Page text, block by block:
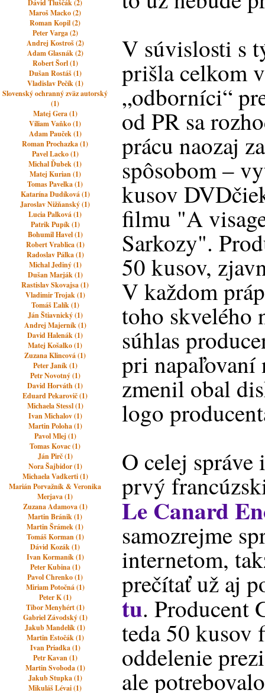
Dávid Tluščák (2)
Maroš Macko (2)
Roman Kopil (2)
Peter Varga (2)
Andrej Kostroš (2)
Adam Glasnák (2)
Robert Šorl (1)
Dušan Rostáš (1)
Vladislav Pečík (1)
Slovenský ochranný zväz autorský
(1)
Matej Gera (1)
Viliam Vaňko (1)
Adam Pauček (1)
Roman Prochazka (1)
Pavel Lacko (1)
Michal Ďubek (1)
Matej Kurian (1)
Tomas Pavelka (1)
Katarína Dudíková (1)
Jaroslav Nižňanský (1)
Lucia Palková (1)
Patrik Pupík (1)
Bohumil Havel (1)
Robert Vrablica (1)
Radoslav Pálka (1)
Michal Jediný (1)
Dušan Marják (1)
Rastislav Skovajsa (1)
Vladimir Trojak (1)
Tomáš Ľalík (1)
Ján Štiavnický (1)
Andrej Majerník (1)
David Halenák (1)
Matej Košalko (1)
Zuzana Klincová (1)
Peter Janík (1)
Petr Novotný (1)
David Horváth (1)
Eduard Pekarovič (1)
Michaela Stessl (1)
Ivan Michalov (1)
Martin Poloha (1)
Pavol Mlej (1)
Tomas Kovac (1)
Ján Pirč (1)
Nora Šajbidor (1)
Michaela Vadkerti (1)
Marián Porvažník & Veronika
Merjava (1)
Zuzana Adamova (1)
Martin Bránik (1)
Martin Šrámek (1)
Tomáš Korman (1)
Dávid Kozák (1)
Ivan Kormaník (1)
Peter Kubina (1)
Pavol Chrenko (1)
Miriam Potočná (1)
Peter K (1)
Tibor Menyhért (1)
Gabriel Závodský (1)
Jakub Mandelík (1)
Martin Estočák (1)
Ivan Priadka (1)
Petr Kavan (1)
Martin Svoboda (1)
Jakub Stupka (1)
Mikuláš Lévai (1)
V súvislosti s
prišla celkom
„odborníci“
od PR sa
prácu naozaj
spôsobom –
kusov
filmu "A
Sarkozy".
50 kusov,
V každom
toho skvelého
súhlas
pri napaľovaní
zmenil obal
logo
O celej
prvý
Le Canard
samozrejme
internetom,
prečítať už aj
tu. Producent
teda 50 kusov
oddelenie
ale